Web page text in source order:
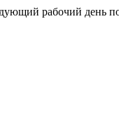
рабочий день